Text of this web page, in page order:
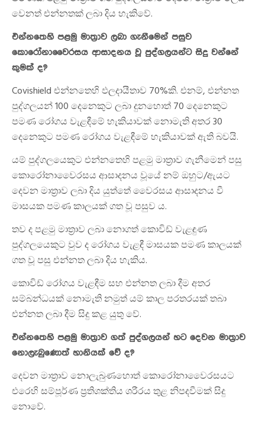
වෙනත් එන්නතක් ලබා දිය හැකිවේ.
එන්නතෙහි පළමු මාත්‍රාව ලබා ගැනීමෙන් පසුව
කොරෝනාවෛරසය ආසාදනය වූ පුද්ගලයන්ට සිදු වන්නේ
කුමක් ද?
Covishield එන්නතෙහි ඵලදායීතාව 70%කි. එනම්, එන්නත
පුද්ගලයන් 100 දෙනෙකුට ලබා දුනහොත් 70 දෙනෙකුට
පමණ රෝගය වැළඳීමේ හැකියාවක් නොමැති අතර 30
දෙනෙකුට පමණ රෝගය වැළඳීමේ හැකියාවක් ඇති බවයි.
යම් පුද්ගලයෙකුට එන්නතෙහි පළමු මාත්‍රාව ගැනීමෙන් පසු
කොරෝනාවෛරසය ආසාදනය වූයේ නම් ඔහුට/ඇයට
දෙවන මාත්‍රාව ලබා දිය යුත්තේ වෛරසය ආසාදනය වී
මාසයක පමණ කාලයක් ගත වූ පසුව ය.
තව ද පළමු මාත්‍රාව ලබා නොගත් කොවිඩ් වැළඳුණ
පුද්ගලයෙකුට වුව ද රෝගය වැළඳී මාසයක පමණ කාලයක්
ගත වූ පසු එන්නත ලබා දිය හැකිය.
කොවිඩ් රෝගය වැළඳීම සහ එන්නත ලබා දීම අතර
සම්බන්ධයක් නොමැති නමුත් යම් කාල පරතරයක් තබා
එන්නත ලබා දීම සිදු කළ යුතු වේ.
එන්නතෙහි පළමු මාත්‍රාව ගත් පුද්ගලයන් හට දෙවන මාත්‍රාව
නොලැබුණොත් හානියක් වේ ද?
දෙවන මාත්‍රාව නොලැබුණහොත් කොරෝනාවෛරසයට
එරෙහි සම්පූර්ණ ප්‍රතිශක්තිය ශරීරය තුළ නිපදවීමක් සිදු
නොවේ.